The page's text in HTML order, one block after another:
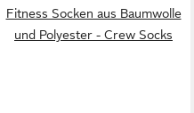
Fitness Socken aus Baumwolle
und Polyester - Crew Socks